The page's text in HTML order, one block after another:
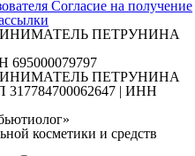
Согласие на получение
ПЕТРУНИНА
ПЕТРУНИНА
| ИНН
косметики и средств